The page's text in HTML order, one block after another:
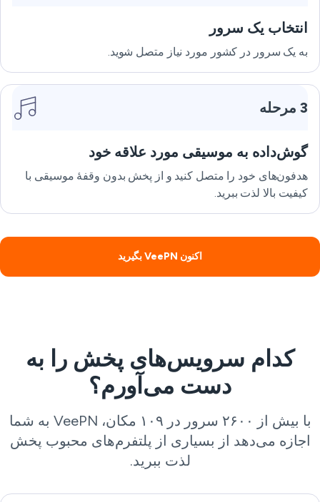
انتخاب یک سرور
به یک سرور در کشور مورد نیاز متصل شوید.
گوش‌داده به موسیقی مورد علاقه خود
هدفون‌های خود را متصل کنید و از پخش بدون وقفۀ موسیقی با
کیفیت بالا لذت ببرید.
اکنون VeePN بگیرید
کدام سرویس‌های پخش را به
دست می‌آورم؟
با بیش از ۲۶۰۰ سرور در ۱۰۹ مکان، VeePN به شما
اجازه می‌دهد از بسیاری از پلتفرم‌های محبوب پخش
لذت ببرید.